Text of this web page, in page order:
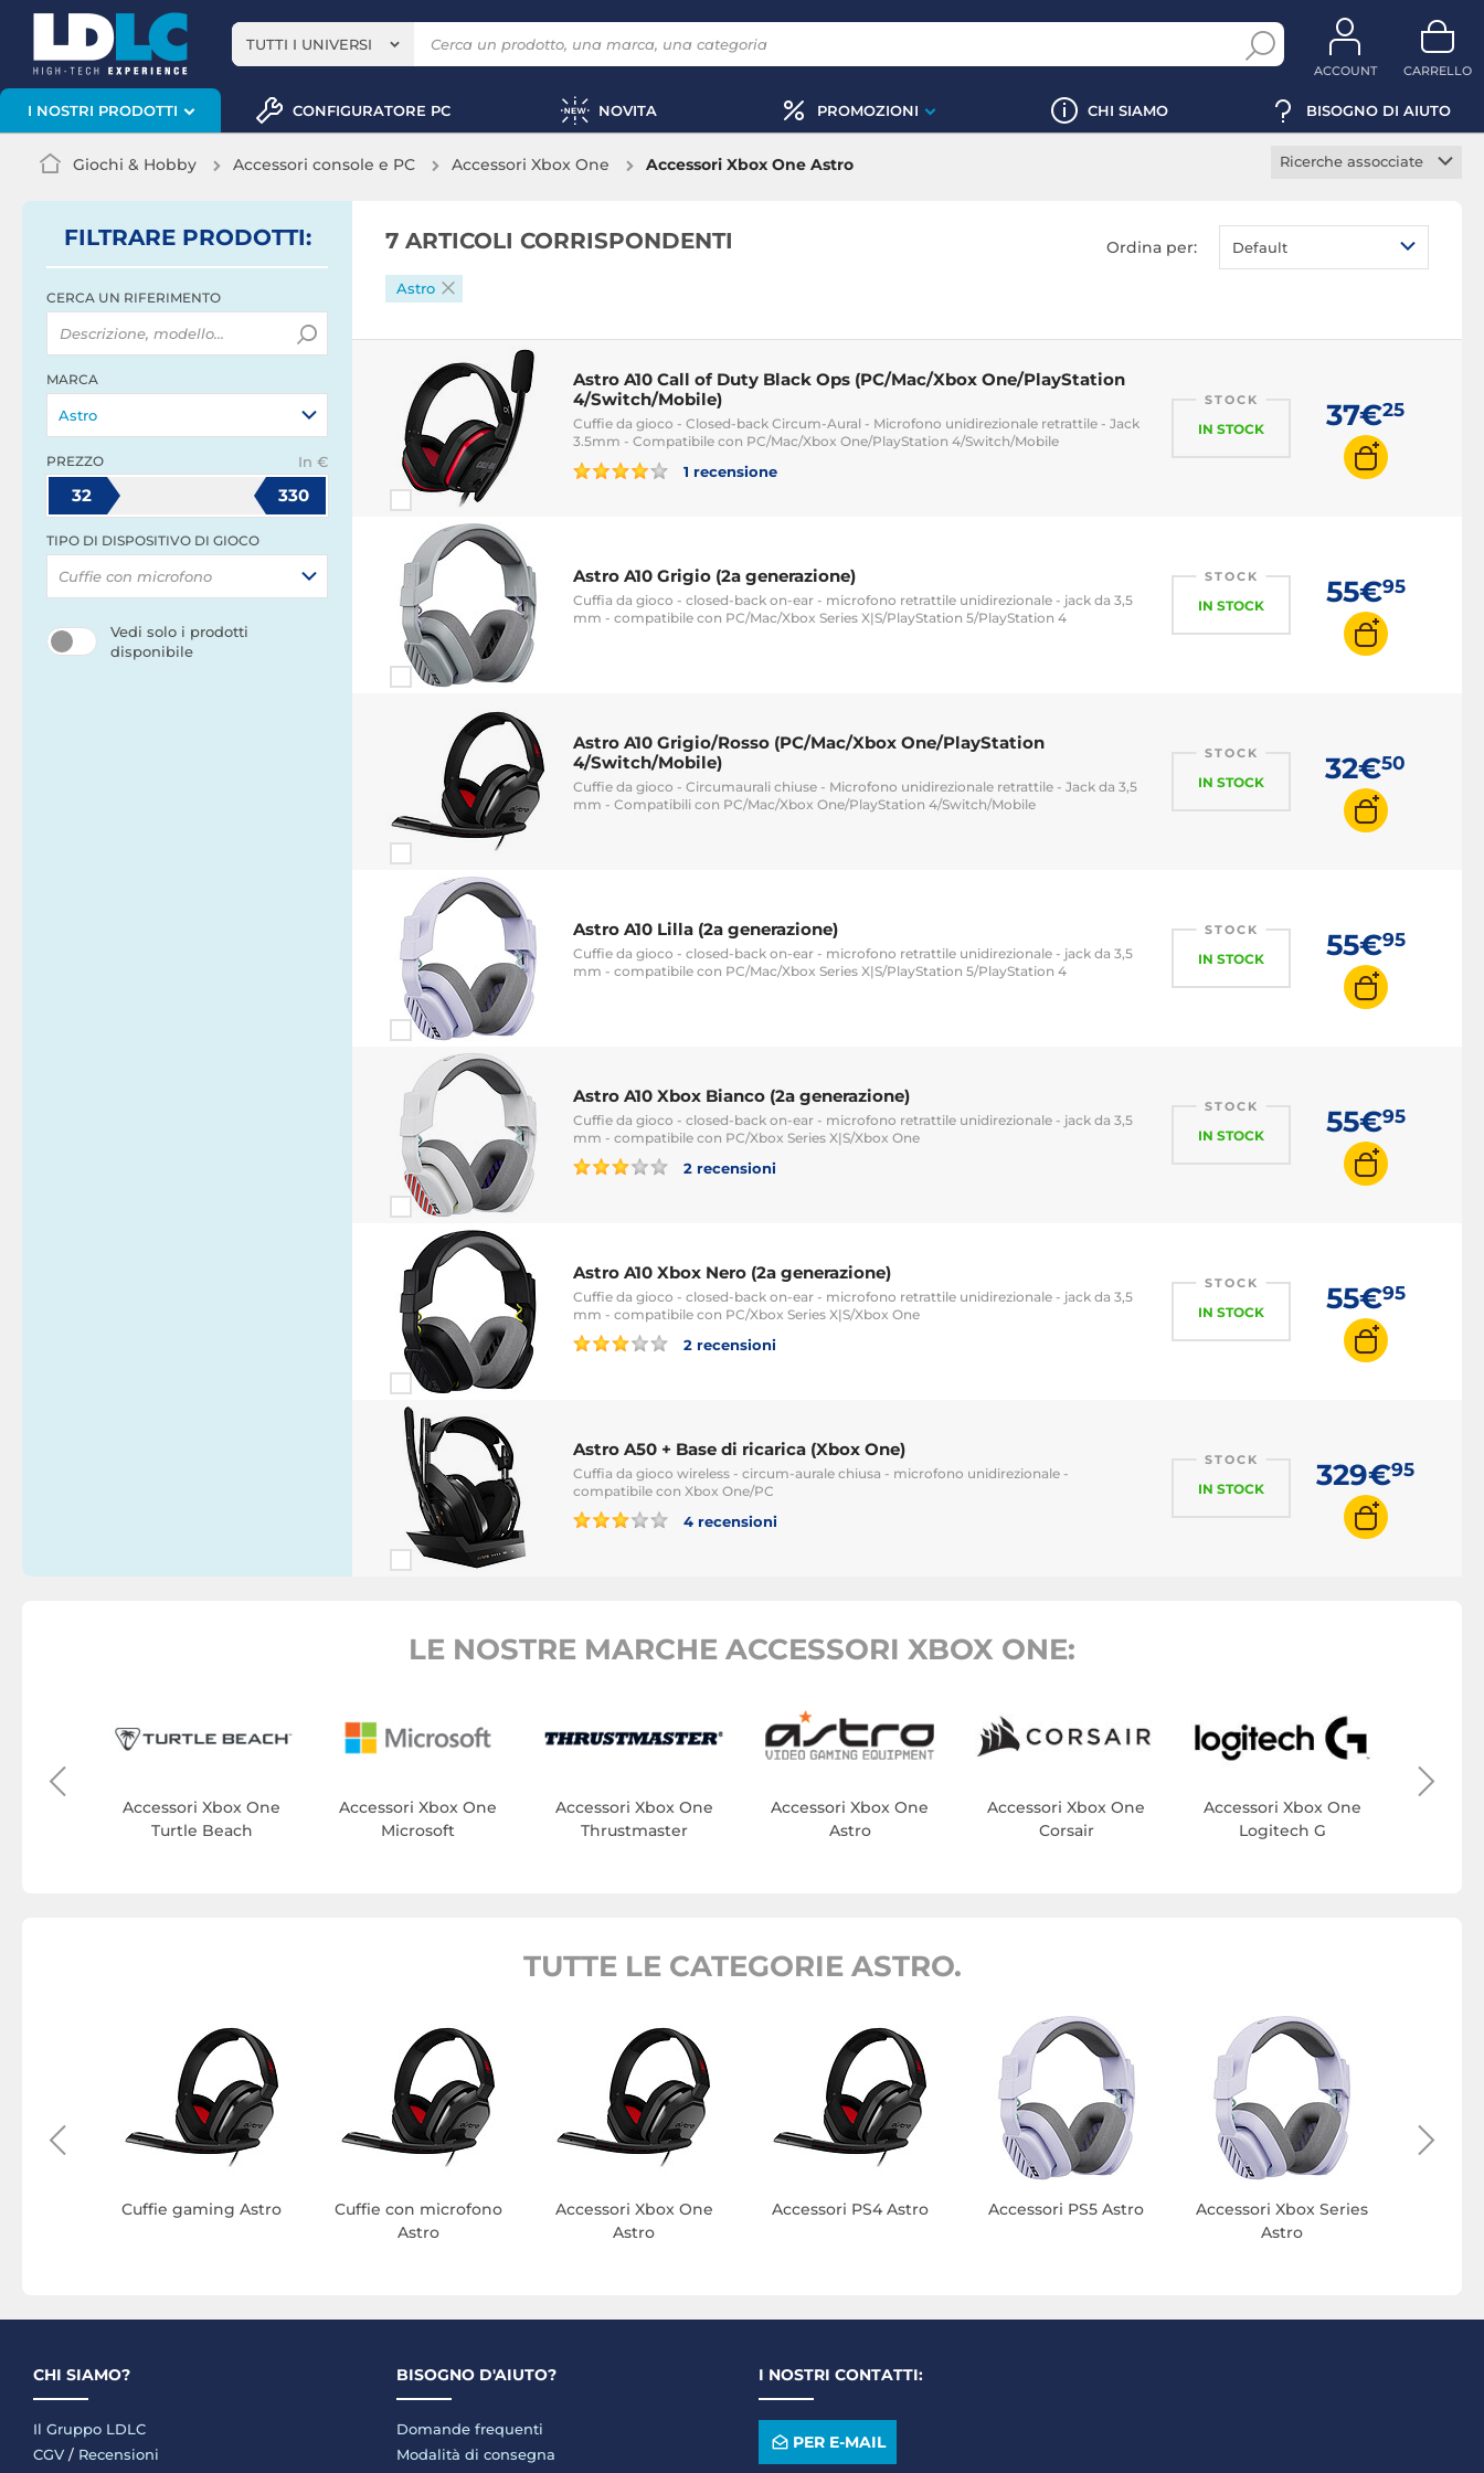
TUTTI I UNIVERSI
ACCOUNT CARRELLO
I NOSTRI PRODOTTI CONFIGURATORE PC NOVITA PROMOZIONI CHI SIAMO BISOGNO DI AIUTO
Giochi & Hobby Accessori console e PC Accessori Xbox One Accessori Xbox One Astro
Ricerche assocciate
Volante Xbox One
Cuffie Xbox One
FILTRARE PRODOTTI:
CERCA UN RIFERIMENTO
MARCA
Astro
PREZZO In €
32 330
TIPO DI DISPOSITIVO DI GIOCO
Cuffie con microfono
Vedi solo i prodotti
disponibile
7 ARTICOLI CORRISPONDENTI Ordina per: Default
Astro
Astro A10 Call of Duty Black Ops (PC/Mac/Xbox One/PlayStation
4/Switch/Mobile)
Cuffie da gioco - Closed-back Circum-Aural - Microfono unidirezionale retrattile - Jack
3.5mm - Compatibile con PC/Mac/Xbox One/PlayStation 4/Switch/Mobile
1 recensione
STOCK
IN STOCK 37€25
Astro A10 Grigio (2a generazione)
Cuffia da gioco - closed-back on-ear - microfono retrattile unidirezionale - jack da 3,5
mm - compatibile con PC/Mac/Xbox Series X|S/PlayStation 5/PlayStation 4
STOCK
IN STOCK 55€95
Astro A10 Grigio/Rosso (PC/Mac/Xbox One/PlayStation
4/Switch/Mobile)
Cuffie da gioco - Circumaurali chiuse - Microfono unidirezionale retrattile - Jack da 3,5
mm - Compatibili con PC/Mac/Xbox One/PlayStation 4/Switch/Mobile
STOCK
IN STOCK 32€50
Astro A10 Lilla (2a generazione)
Cuffie da gioco - closed-back on-ear - microfono retrattile unidirezionale - jack da 3,5
mm - compatibile con PC/Mac/Xbox Series X|S/PlayStation 5/PlayStation 4
STOCK
IN STOCK 55€95
Astro A10 Xbox Bianco (2a generazione)
Cuffie da gioco - closed-back on-ear - microfono retrattile unidirezionale - jack da 3,5
mm - compatibile con PC/Xbox Series X|S/Xbox One
2 recensioni
STOCK
IN STOCK 55€95
Astro A10 Xbox Nero (2a generazione)
Cuffie da gioco - closed-back on-ear - microfono retrattile unidirezionale - jack da 3,5
mm - compatibile con PC/Xbox Series X|S/Xbox One
2 recensioni
STOCK
IN STOCK 55€95
Astro A50 + Base di ricarica (Xbox One)
Cuffia da gioco wireless - circum-aurale chiusa - microfono unidirezionale -
compatibile con Xbox One/PC
4 recensioni
STOCK
IN STOCK 329€95
LE NOSTRE MARCHE ACCESSORI XBOX ONE:
Accessori Xbox One
Turtle Beach
Accessori Xbox One
Microsoft
Accessori Xbox One
Thrustmaster
Accessori Xbox One
Astro
Accessori Xbox One
Corsair
Accessori Xbox One
Logitech G
TUTTE LE CATEGORIE ASTRO.
Cuffie gaming Astro
Cuffie con microfono
Astro
Accessori Xbox One
Astro
Accessori PS4 Astro Accessori PS5 Astro
Accessori Xbox Series
Astro
CHI SIAMO?
Il Gruppo LDLC
CGV / Recensioni
BISOGNO D'AIUTO?
Domande frequenti
Modalità di consegna
I NOSTRI CONTATTI:
PER E-MAIL